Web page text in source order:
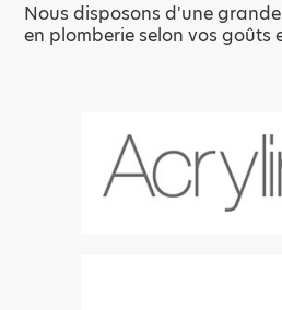
Nous disposons d'une
en plomberie selon vos goûts